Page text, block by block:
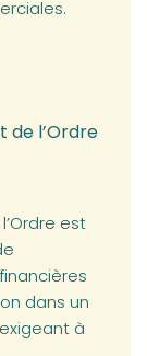
de l’Ordre
est
dans un
à